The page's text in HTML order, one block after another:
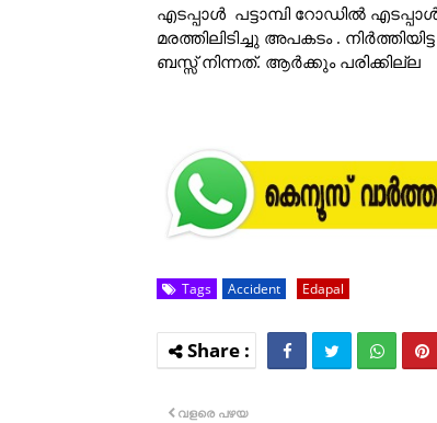
എടപ്പാള്‍ പട്ടാമ്പി റോഡിൽ
മരത്തിലിടിച്ചു അപകടം .
ബസ്സ് നിന്നത്. ആർക്കും പരിക്കില്ല
Tags Accident Edapal
വളരെ പഴയ